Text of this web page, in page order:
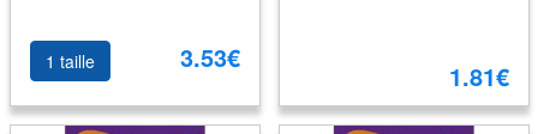
1 taille 3.53€
1.81€